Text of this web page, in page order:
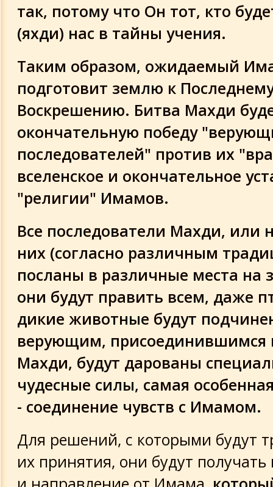
так, потому что Он тот, кто
(яхди) нас в тайны учения.
Таким образом, ожидаемый
подготовит землю к
Воскрешению. Битва Махди
окончательную победу
последователей" против их
вселенское и окончательное
"религии" Имамов.
Все последователи Махди, или
них (согласно различным
посланы в различные места на
они будут править всем, даже
дикие животные будут
верующим, присоединившимся
Махди, будут дарованы
чудесные силы, самая
- соединение чувств с Имамом.
Для решений, с которыми будут
их принятия, они будут